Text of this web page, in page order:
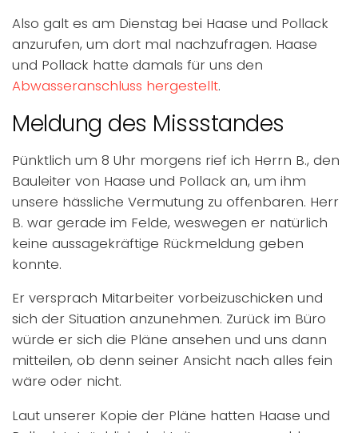
Also galt es am Dienstag bei Haase und Pollack
anzurufen, um dort mal nachzufragen. Haase
und Pollack hatte damals für uns den
Abwasseranschluss hergestellt.
Meldung des Missstandes
Pünktlich um 8 Uhr morgens rief ich Herrn B., den
Bauleiter von Haase und Pollack an, um ihm
unsere hässliche Vermutung zu offenbaren. Herr
B. war gerade im Felde, weswegen er natürlich
keine aussagekräftige Rückmeldung geben
konnte.
Er versprach Mitarbeiter vorbeizuschicken und
sich der Situation anzunehmen. Zurück im Büro
würde er sich die Pläne ansehen und uns dann
mitteilen, ob denn seiner Ansicht nach alles fein
wäre oder nicht.
Laut unserer Kopie der Pläne hatten Haase und